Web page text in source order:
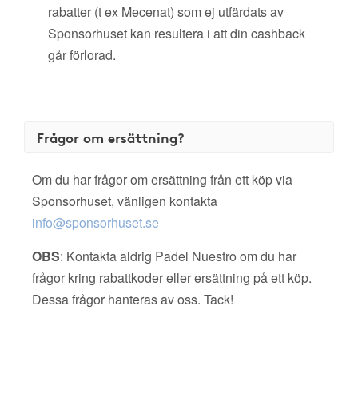
rabatter (t ex Mecenat) som ej utfärdats av
Sponsorhuset kan resultera i att din cashback
går förlorad.
Frågor om ersättning?
Om du har frågor om ersättning från ett köp via
Sponsorhuset, vänligen kontakta
info@sponsorhuset.se
OBS: Kontakta aldrig Padel Nuestro om du har
frågor kring rabattkoder eller ersättning på ett köp.
Dessa frågor hanteras av oss. Tack!